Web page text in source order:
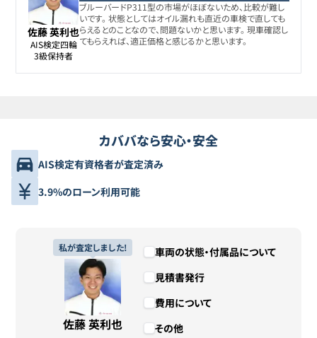
佐藤 英利也
AIS検定四輪
3級保持者
ブルーバードP311型の市場がほぼないため、比較が難し
いです。 状態としてはオイル漏れも直近の車検で直しても
らえるとのことなので、問題ないかと思います。 現車確認し
てもらえれば、適正価格と感じるかと思います。
カババなら安心・安全
AIS検定有資格者が査定済み
3.9%のローン利用可能
私が査定しました!
佐藤 英利也
車両の状態・付属品について
見積書発行
費用について
その他